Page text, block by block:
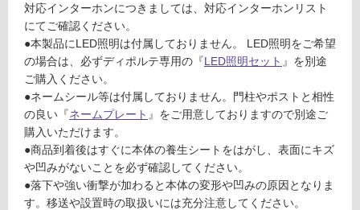
様
欄
を
ご
確
認
く
だ
さ
い
対
対応インターホンにつきましては、対応インターホンリスト
にてご確認ください。
●本製品にLED照明は付属しておりません。 LED照明をご希望
の場合は、必ずディポルテ専用の『LED照明セット 』を別途
ご購入ください。
●ネームシール等は付属しておりません。門柱やポストと相性
の良い『ネームプレート 』をご用意しておりますので別途ご
購入いただけます。
●商品到着後はすぐに本体の養生シートをはがし、表面にキズ
や凹みがないことを必ず確認してください。
●落下や強い衝撃が加わると本体の変形や凹みの原因となりま
す。移送や設置時の取扱いには充分注意してください。